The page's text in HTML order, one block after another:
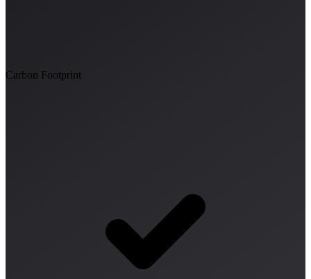
Carbon Footprint